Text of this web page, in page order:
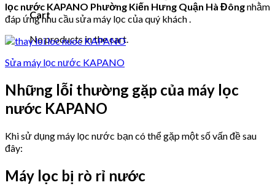
Cart
No products in the cart.
lọc nước KAPANO Phường Kiến Hưng Quận Hà Đôngnhằm
đáp ứng nhu cầu sửa máy lọc của quý khách .
Sửa máy lọc nước KAPANO
Những lỗi thường gặp của máy lọc
nước KAPANO
Khi sử dụng máy lọc nước bạn có thể gặp một số vấn đề sau
đây:
Máy lọc bị rò rỉ nước